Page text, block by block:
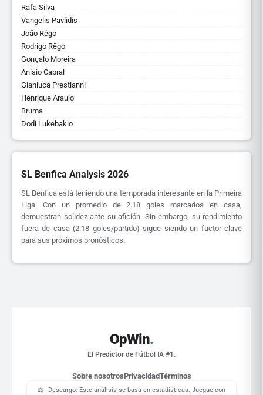
Rafa Silva
Vangelis Pavlidis
João Rêgo
Rodrigo Rêgo
Gonçalo Moreira
Anísio Cabral
Gianluca Prestianni
Henrique Araujo
Bruma
Dodi Lukebakio
SL Benfica Analysis 2026
SL Benfica está teniendo una temporada interesante en la Primeira
Liga. Con un promedio de 2.18 goles marcados en casa,
demuestran solidez ante su afición. Sin embargo, su rendimiento
fuera de casa (2.18 goles/partido) sigue siendo un factor clave
para sus próximos pronósticos.
OpWin.
El Predictor de Fútbol IA #1.
Sobre nosotrosPrivacidadTérminos
⚖️ Descargo: Este análisis se basa en estadísticas. Juegue con